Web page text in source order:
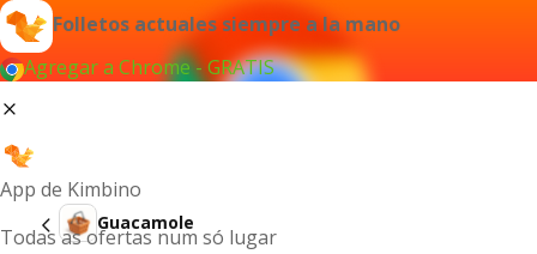
Folletos actuales siempre a la mano
Agregar a Chrome - GRATIS
App de Kimbino
Todas as ofertas num só lugar
Guacamole